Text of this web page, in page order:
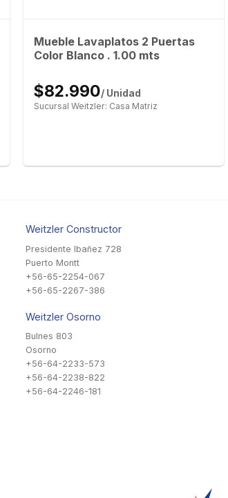
Mueble Lavaplatos 2 Puertas
Color Blanco . 1.00 mts
$82.990/ Unidad
Sucursal Weitzler: Casa Matriz
Weitzler Constructor
Presidente Ibañez 728
Puerto Montt
+56-65-2254-067
+56-65-2267-386
Weitzler Osorno
Bulnes 803
Osorno
+56-64-2233-573
+56-64-2238-822
+56-64-2246-181